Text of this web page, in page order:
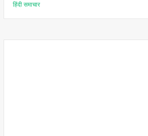
हिंदी समाचार